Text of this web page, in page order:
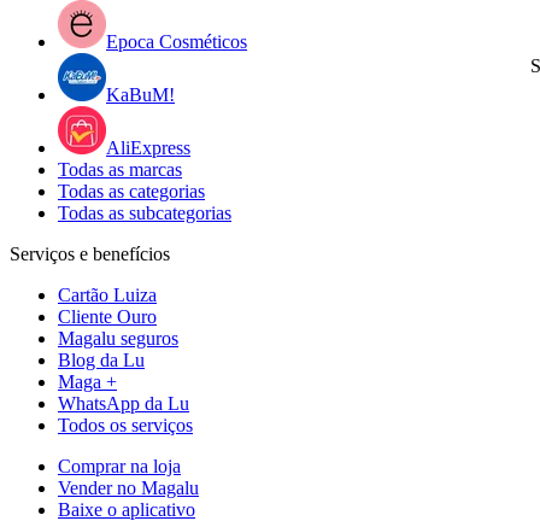
Epoca Cosméticos
KaBuM!
AliExpress
Todas as marcas
Todas as categorias
Todas as subcategorias
Serviços e benefícios
Cartão Luiza
Cliente Ouro
Magalu seguros
Blog da Lu
Maga +
WhatsApp da Lu
Todos os serviços
Comprar na loja
Vender no Magalu
Baixe o aplicativo